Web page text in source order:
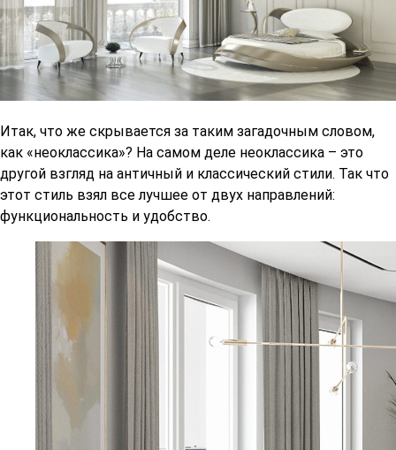
Итак, что же скрывается за таким загадочным словом,
как «неоклассика»? На самом деле неоклассика – это
другой взгляд на античный и классический стили. Так что
этот стиль взял все лучшее от двух направлений:
функциональность и удобство.